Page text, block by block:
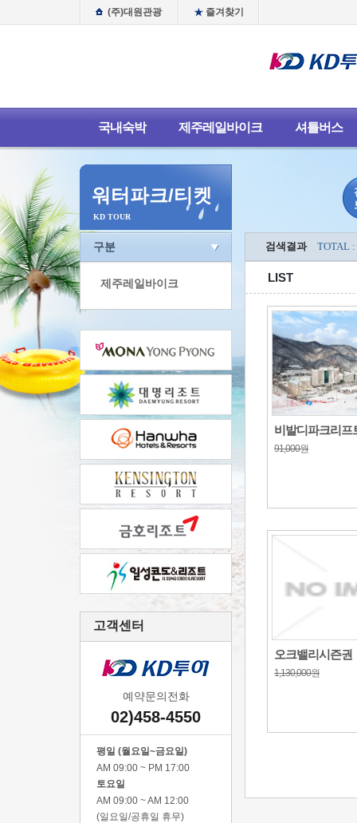
(주)대원관광 즐겨찾기
국내숙박 제주레일바이크 셔틀버스
워터파크/티켓
KD TOUR
구분
제주레일바이크
고객센터
예약문의전화
02)458-4550
평일 (월요일~금요일)
AM 09:00 ~ PM 17:00
토요일
AM 09:00 ~ AM 12:00
(일요일/공휴일 휴무)
검색결과 TOTAL :
LIST
비발디파크리프
91,000원
오크밸리시즌권
1,130,000원